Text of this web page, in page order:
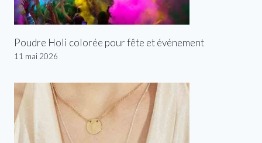
Poudre Holi colorée pour fête et événement
11 mai 2026